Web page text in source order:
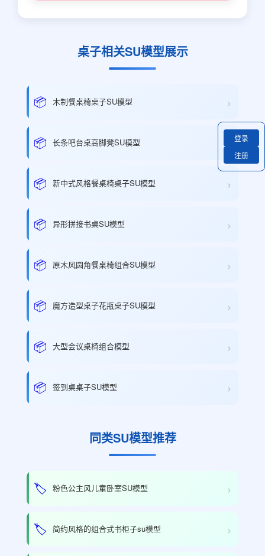
桌子相关SU模型展示
📦 木制餐桌椅桌子SU模型 ›
📦 长条吧台桌高脚凳SU模型
📦 新中式风格餐桌椅桌子SU模型 ›
📦 异形拼接书桌SU模型 ›
📦 原木风圆角餐桌椅组合SU模型 ›
📦 魔方造型桌子花瓶桌子SU模型 ›
📦 大型会议桌椅组合模型 ›
📦 签到桌桌子SU模型 ›
同类SU模型推荐
🏷️ 粉色公主风儿童卧室SU模型 ›
🏷️ 简约风格的组合式书柜子su模型 ›
登录
注册